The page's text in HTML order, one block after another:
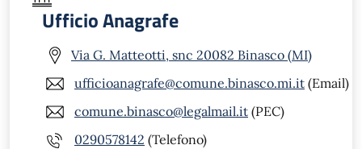
Ufficio Anagrafe
Via G. Matteotti, snc 20082 Binasco (MI)
ufficioanagrafe@comune.binasco.mi.it (Email)
comune.binasco@legalmail.it (PEC)
0290578142 (Telefono)